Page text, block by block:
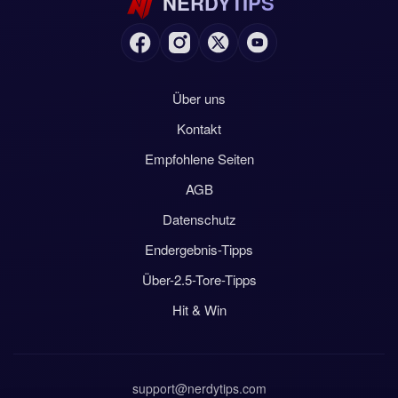
erste Tor früh fällt und die Partie sich dann öffnet.
Über uns
Kontakt
Empfohlene Seiten
AGB
Datenschutz
Endergebnis-Tipps
Über-2.5-Tore-Tipps
Hit & Win
support@nerdytips.com